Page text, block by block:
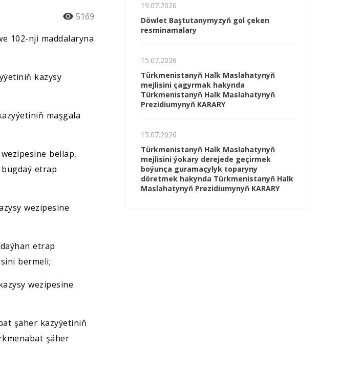
5169
102-nji maddalaryna
kazysy
maşgala
belläp,
etrap
wezipesine
etrap
bermeli;
wezipesine
şäher kazyýetiniň
şäher
19.07.2026
Döwlet Baştutanymyzyň gol çeken
resminamalary
15.07.2026
Türkmenistanyň Halk Maslahatynyň
mejlisini çagyrmak hakynda
Türkmenistanyň Halk Maslahatynyň
Prezidiumynyň KARARY
15.07.2026
Türkmenistanyň Halk Maslahatynyň
mejlisini ýokary derejede geçirmek
boýunça guramaçylyk toparyny
döretmek hakynda Türkmenistanyň Halk
Maslahatynyň Prezidiumynyň KARARY